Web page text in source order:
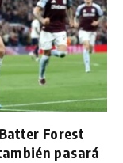
Forest
pasará